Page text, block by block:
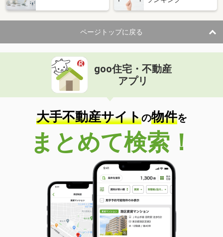
ページトップに戻る
goo住宅・不動産
アプリ
大手不動産サイトの物件を
まとめて検索！